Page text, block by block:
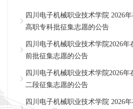
四川电子机械职业技术学院 2026
高职专科批征集志愿的公告
四川电子机械职业技术学院2026
前批征集志愿的公告
四川电子机械职业技术学院2026
二段征集志愿的公告
四川电子机械职业技术学院 2026